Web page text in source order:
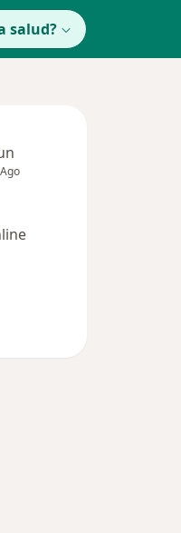
salud?